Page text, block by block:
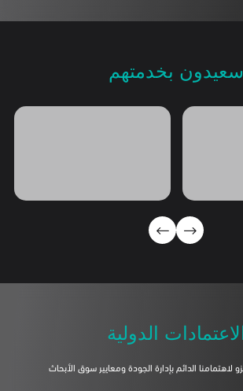
سعيدون بخدمتهم
الاعتمادات الدولية